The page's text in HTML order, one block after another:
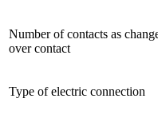
Number of contacts as
over contact
Type of electric connection